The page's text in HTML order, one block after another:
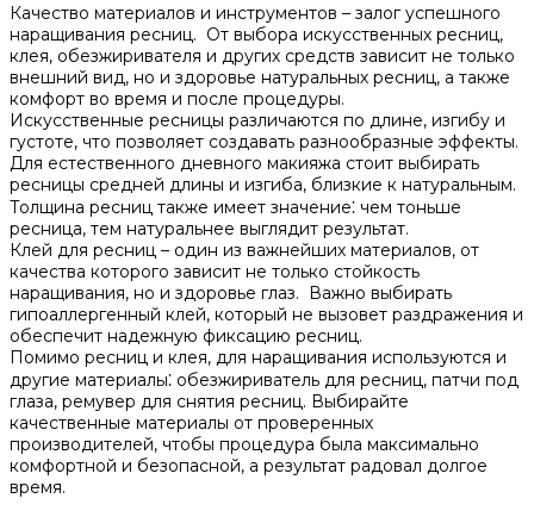
Качество материалов и инструментов – залог успешного
наращивания ресниц.​ От выбора искусственных ресниц,
клея, обезжиривателя и других средств зависит не только
внешний вид, но и здоровье натуральных ресниц, а также
комфорт во время и после процедуры.​
Искусственные ресницы различаются по длине, изгибу и
густоте, что позволяет создавать разнообразные эффекты.
Для естественного дневного макияжа стоит выбирать
ресницы средней длины и изгиба, близкие к натуральным.
Толщина ресниц также имеет значение⁚ чем тоньше
ресница, тем натуральнее выглядит результат.​
Клей для ресниц – один из важнейших материалов, от
качества которого зависит не только стойкость
наращивания, но и здоровье глаз.​ Важно выбирать
гипоаллергенный клей, который не вызовет раздражения и
обеспечит надежную фиксацию ресниц.​
Помимо ресниц и клея, для наращивания используются и
другие материалы⁚ обезжириватель для ресниц, патчи под
глаза, ремувер для снятия ресниц.​ Выбирайте
качественные материалы от проверенных
производителей, чтобы процедура была максимально
комфортной и безопасной, а результат радовал долгое
время.​